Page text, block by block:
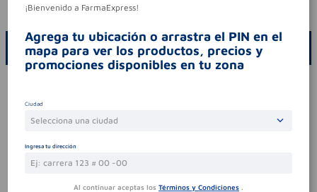
codigo invima 2016m-0005332-r1
ESCRIBE UN COMENTARIO
Sin comentarios.
¡Bienvenido a FarmaExpress!
Agrega tu ubicación o arrastra el PIN en el
mapa para ver los productos, precios y
promociones disponibles en tu zona
Ciudad
Selecciona una ciudad
Ingresa tu dirección
Al continuar aceptas los Términos y Condiciones .